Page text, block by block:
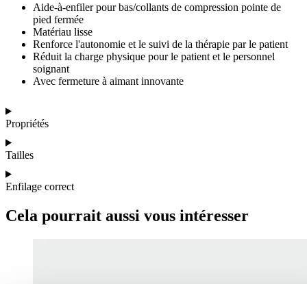
Aide-à-enfiler pour bas/collants de compression pointe de
pied fermée
Matériau lisse
Renforce l'autonomie et le suivi de la thérapie par le patient
Réduit la charge physique pour le patient et le personnel
soignant
Avec fermeture à aimant innovante
Propriétés
Tailles
Enfilage correct
Cela pourrait aussi vous intéresser